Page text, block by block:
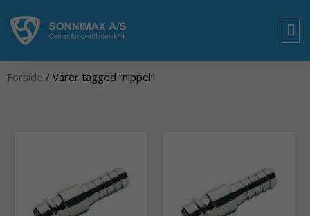
indholdet
Forside / Varer tagged “nippel”